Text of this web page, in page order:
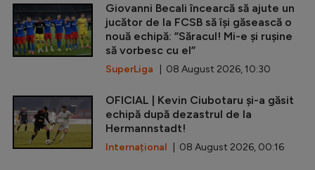
Giovanni Becali încearcă să ajute un
jucător de la FCSB să își găsească o
nouă echipă: ”Săracul! Mi-e și rușine
să vorbesc cu el”
SuperLiga | 08 August 2026, 10:30
OFICIAL | Kevin Ciubotaru și-a găsit
echipă după dezastrul de la
Hermannstadt!
Internațional | 08 August 2026, 00:16